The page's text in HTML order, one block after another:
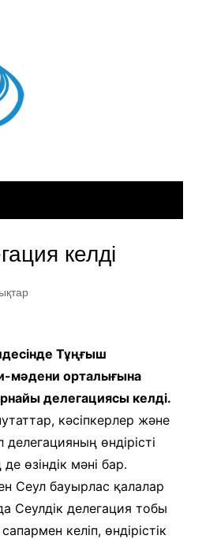
келді
Тұңғыш
мәдени орталығына
делегациясы келді.
кәсіпкерлер және
өндірісті
өзіндік мәні бар.
Сеул бауырлас қалалар
Сеулдік делегация тобы
келіп, өндірістік